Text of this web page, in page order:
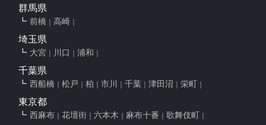
群馬県
前橋 高崎
埼玉県
大宮 川口 浦和
千葉県
西船橋 松戸 柏 市川 千葉 津田沼 栄町
東京都
西麻布 花壇街 六本木 麻布十番 歌舞伎町